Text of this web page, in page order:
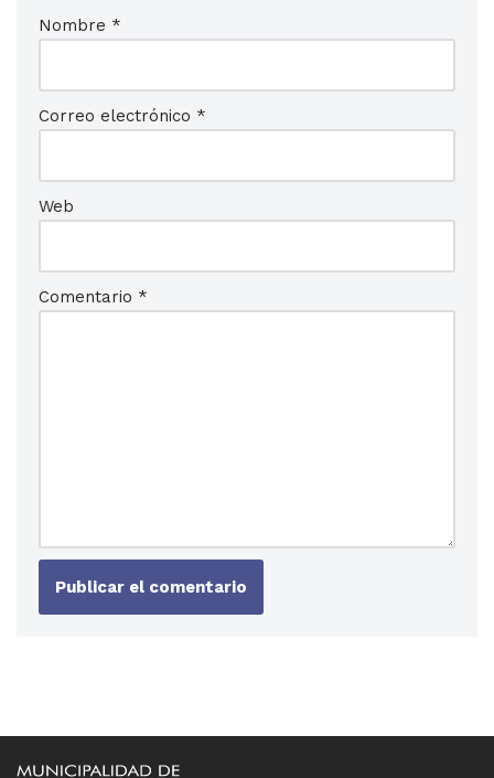
Nombre *
Correo electrónico *
Web
Comentario *